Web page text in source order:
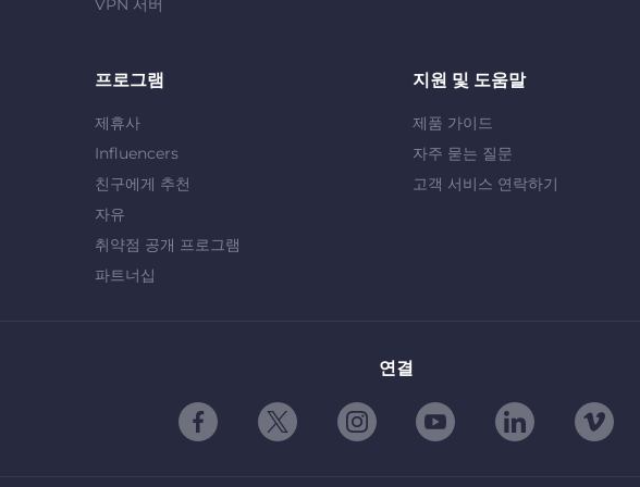
VPN 서버
프로그램
제휴사
Influencers
친구에게 추천
자유
취약점 공개 프로그램
파트너십
지원 및 도움말
제품 가이드
자주 묻는 질문
고객 서비스 연락하기
연결